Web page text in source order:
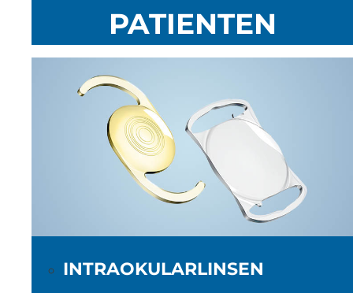
PATIENTEN
INTRAOKULARLINSEN